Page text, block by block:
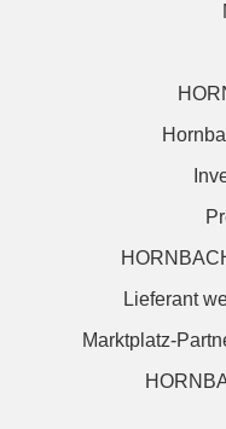
Lieferant
Marktplatz-